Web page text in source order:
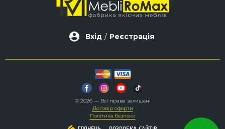
Вхід / Реєстрація
© 2026 — Всі права захищені
Договір оферти
Політика безпеки